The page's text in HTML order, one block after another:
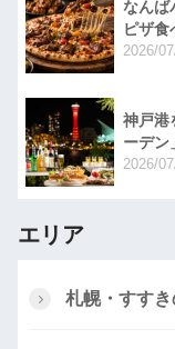
なんば
ピザ
2026/
神戸港
ーデン
2026/
エリア
札幌・すす